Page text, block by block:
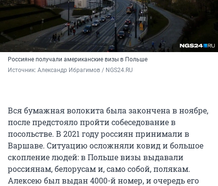
Россияне получали американские визы в Польше
Источник: Александр Ибрагимов / NGS24.RU
Вся бумажная волокита была закончена в ноябре,
после предстояло пройти собеседование в
посольстве. В 2021 году россиян принимали в
Варшаве. Ситуацию осложняли ковид и большое
скопление людей: в Польше визы выдавали
россиянам, белорусам и, само собой, полякам.
Алексею был выдан 4000-й номер, и очередь его